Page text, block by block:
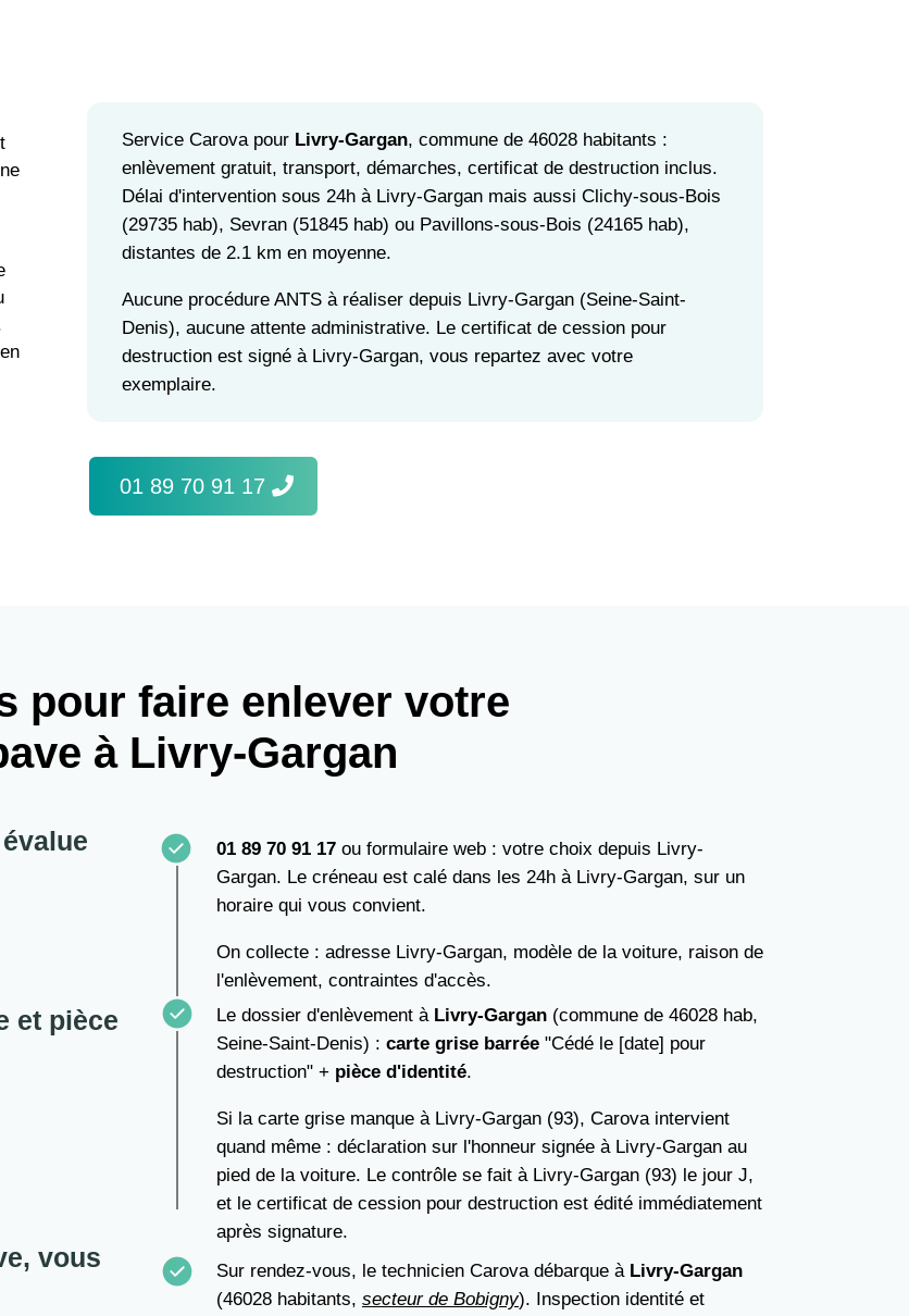
Service Carova pour Livry-Gargan, commune de 46028 habitants :
enlèvement gratuit, transport, démarches, certificat de destruction inclus.
Délai d'intervention sous 24h à Livry-Gargan mais aussi Clichy-sous-Bois
(29735 hab), Sevran (51845 hab) ou Pavillons-sous-Bois (24165 hab),
distantes de 2.1 km en moyenne.
Aucune procédure ANTS à réaliser depuis Livry-Gargan (Seine-Saint-
Denis), aucune attente administrative. Le certificat de cession pour
destruction est signé à Livry-Gargan, vous repartez avec votre
exemplaire.
01 89 70 91 17
pour faire enlever votre
à Livry-Gargan
01 89 70 91 17 ou formulaire web : votre choix depuis Livry-
Gargan. Le créneau est calé dans les 24h à Livry-Gargan, sur un
horaire qui vous convient.
On collecte : adresse Livry-Gargan, modèle de la voiture, raison de
l'enlèvement, contraintes d'accès.
et pièce
Le dossier d'enlèvement à Livry-Gargan (commune de 46028 hab,
Seine-Saint-Denis) : carte grise barrée "Cédé le [date] pour
destruction" + pièce d'identité.
Si la carte grise manque à Livry-Gargan (93), Carova intervient
quand même : déclaration sur l'honneur signée à Livry-Gargan au
pied de la voiture. Le contrôle se fait à Livry-Gargan (93) le jour J,
et le certificat de cession pour destruction est édité immédiatement
après signature.
vous
Sur rendez-vous, le technicien Carova débarque à Livry-Gargan
(46028 habitants, secteur de Bobigny). Inspection identité et